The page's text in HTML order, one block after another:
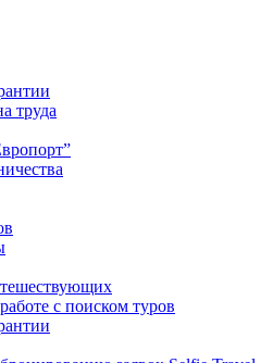
труда
с поиском туров